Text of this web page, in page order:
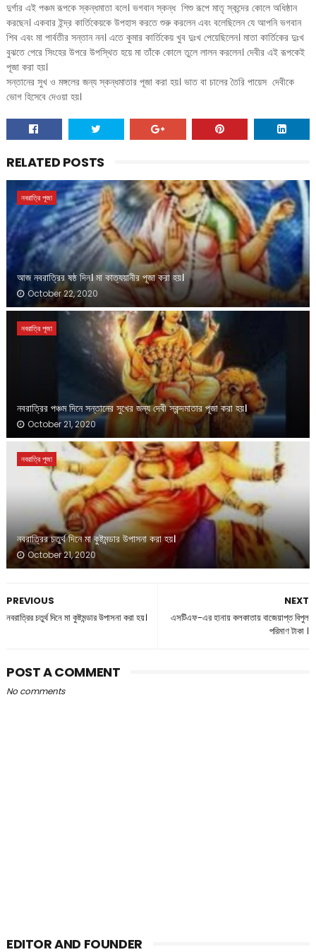
দুর্গার এই পঞ্চম রূপকে স্কন্ধমাতা বলে। ভগবান স্কন্ধ শিশু রূপে মাতৃ স্কন্দের কোলে অধিষ্ঠান
করছেন। একবার ইন্দ্র কার্তিকেয়কে উপহাস করতে শুরু করলেন এবং বলেছিলেন যে আপনি ভগবান
শিব এবং মা পার্বতীর সন্তান নন। এতে কুমার কার্তিকেয় খুব দুঃখ পেয়েছিলেন। মাতা কার্তিকের দুঃখ
বুঝতে পেরে সিংহের উপরে উপস্থিত হয়ে মা তাঁকে কোলে তুলে লালন করলেন। দেবীর এই রূপকেই
পূজা করা হয়।
সন্তানের সুখ ও মঙ্গলের জন্য স্কন্ধমাতার পূজা করা হয়। ভাত বা চালের তৈরি পায়েস দেবীকে
ভোগ হিসেবে দেওয়া হয়।
RELATED POSTS
নবরাত্রি পূজা
আজ নবরাত্রির ষষ্ঠ দিন। মা কাত্যয়ানীর পূজা করা হয়।
October 22, 2020
নবরাত্রি পূজা
নবরাত্রির পঞ্চম দিনে সন্তানের সুখের জন্য দেবী স্কন্দমাতার পূজা করা হয়।
October 21, 2020
নবরাত্রি পূজা
নবরাত্রির চতুর্থ দিনে মা কুষ্টমন্ডার উপাসনা করা হয়।
October 21, 2020
NEXT
এসটিএফ-এর হানায় কলকাতায় বাজেয়াপ্ত বিপুল
পরিমাণ টাকা ।
PREVIOUS
নবরাত্রির চতুর্থ দিনে মা কুষ্টমন্ডার উপাসনা করা হয়।
POST A COMMENT
No comments
EDITOR AND FOUNDER